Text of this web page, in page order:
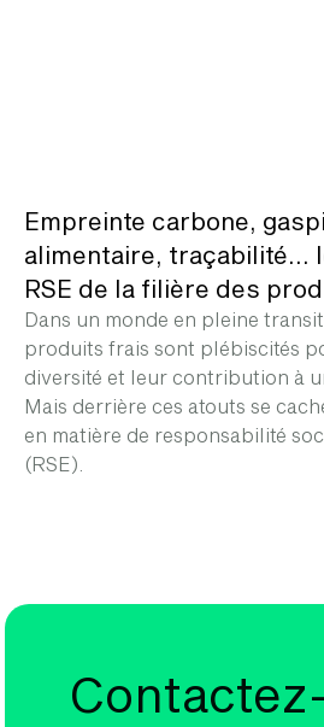
Empreinte carbone,
alimentaire, traçabilité…
RSE de la filière des
Dans un monde en pleine
produits frais sont plébiscités
diversité et leur contribution à
Mais derrière ces atouts se
en matière de responsabilité
(RSE).